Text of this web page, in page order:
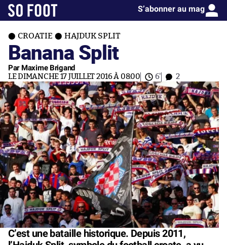
S’abonner au mag
CROATIE HAJDUK SPLIT
Banana Split
Par Maxime Brigand
LE DIMANCHE 17 JUILLET 2016 À 08:00 6' 2
C’est une bataille historique. Depuis 2011,